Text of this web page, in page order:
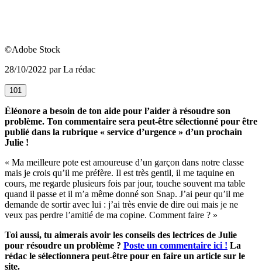
©Adobe Stock
28/10/2022 par La rédac
101
Éléonore a besoin de ton aide pour l’aider à résoudre son
problème. Ton commentaire sera peut-être sélectionné pour être
publié dans la rubrique « service d’urgence » d’un prochain
Julie !
« Ma meilleure pote est amoureuse d’un garçon dans notre classe
mais je crois qu’il me préfère. Il est très gentil, il me taquine en
cours, me regarde plusieurs fois par jour, touche souvent ma table
quand il passe et il m’a même donné son Snap. J’ai peur qu’il me
demande de sortir avec lui : j’ai très envie de dire oui mais je ne
veux pas perdre l’amitié de ma copine. Comment faire ? »
Toi aussi, tu aimerais avoir les conseils des lectrices de Julie
pour résoudre un problème ? Poste un commentaire ici ! La
rédac le sélectionnera peut-être pour en faire un article sur le
site.